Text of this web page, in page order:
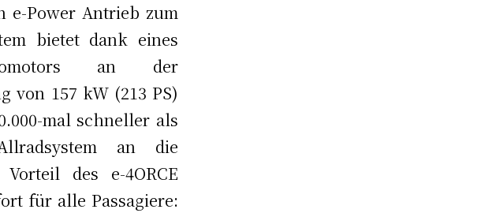
e-Power Antrieb zum
bietet dank eines
an der
von 157 kW (213 PS)
mal schneller als
an die
des e-4ORCE
für alle Passagiere: